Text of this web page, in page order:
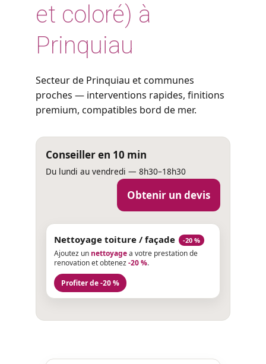
et coloré) à
Prinquiau
Secteur de Prinquiau et communes
proches — interventions rapides, finitions
premium, compatibles bord de mer.
Conseiller en 10 min
Du lundi au vendredi — 8h30–18h30
Obtenir un devis
Nettoyage toiture / façade -20 %
Ajoutez un nettoyagea votre prestation de
renovation et obtenez-20 %.
Profiter de -20 %